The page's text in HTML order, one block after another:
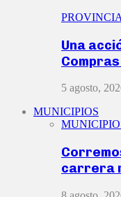
PROVINCIA
Una
5 agosto,
MUNICIPIOS
carrera